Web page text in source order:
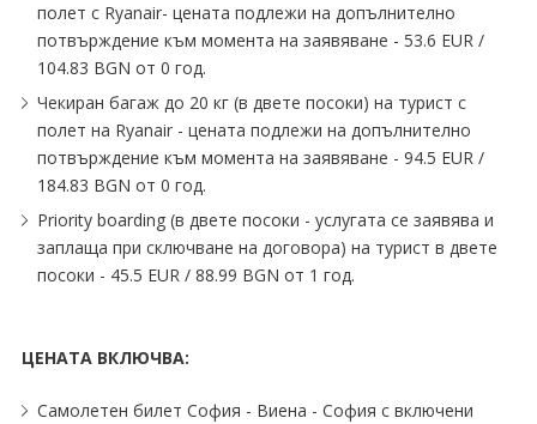
полет с Ryanair- цената подлежи на допълнително
потвърждение към момента на заявяване - 53.6 EUR ∕
104.83 BGN от 0 год.
Чекиран багаж до 20 кг (в двете посоки) на турист с
полет на Ryanair - цената подлежи на допълнително
потвърждение към момента на заявяване - 94.5 EUR ∕
184.83 BGN от 0 год.
Priority boarding (в двете посоки - услугата се заявява и
заплаща при сключване на договора) на турист в двете
посоки - 45.5 EUR ∕ 88.99 BGN от 1 год.
ЦЕНАТА ВКЛЮЧВА:
Самолетен билет София - Виена - София с включени